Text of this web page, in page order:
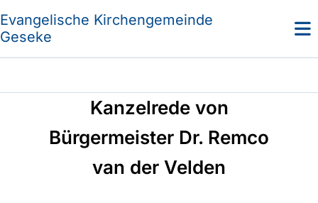
Evangelische Kirchengemeinde
Geseke
Kanzelrede von
Bürgermeister Dr. Remco
van der Velden